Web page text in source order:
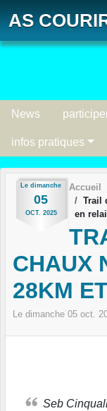
AS
News
infos pratiques
Le dimanche
05
OCT. 2025
Accueil
Trail
en
CHAUX
28KM
Le dimanche 05 oct.
Seb Cinqualbres 1h06'32" 51e Xavier Benoist